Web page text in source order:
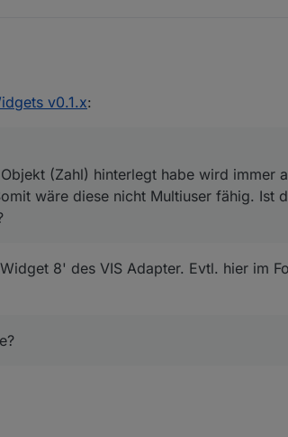
diese nicht Multiuser fähig. Ist das bewusst so
v0.1.x:
(Zahl) hinterlegt habe wird immer
wäre diese nicht Multiuser fähig. Ist
8' des VIS Adapter. Evtl. hier im